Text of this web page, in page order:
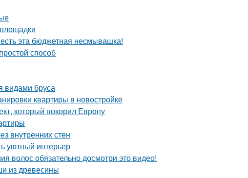
эта бюджетная несмывашка!
способ
видами бруса
квартиры в новостройке
который покорил Европу
внутренних стен
уютный интерьер
волос обязательно досмотри это видео!
из древесины